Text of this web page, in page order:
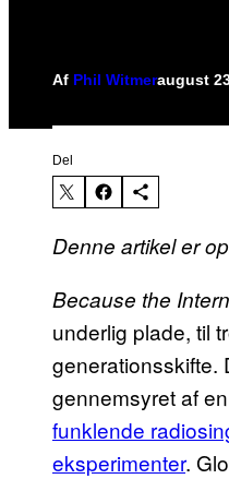
Af Phil Witmeraugust
Del
Denne artikel er
Because the
underlig plade, til
generationsskifte.
gennemsyret af
funklende
eksperimenter.